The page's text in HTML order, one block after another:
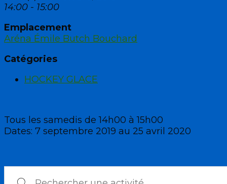
14:00 - 15:00
Emplacement
Aréna Émile Butch Bouchard
Catégories
HOCKEY GLACE
Tous les samedis de 14h00 à 15h00
Dates: 7 septembre 2019 au 25 avril 2020
Rechercher une activité